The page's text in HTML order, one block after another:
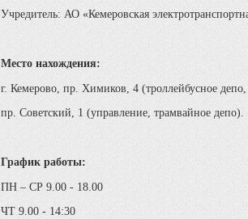
Учредитель: АО «Кемеровская
Место нахождения:
г. Кемерово, пр. Химиков, 4 (троллейбусное депо,
пр. Советский, 1 (управление, трамвайное депо).
График работы:
ПН – СР 9.00 - 18.00
ЧТ 9.00 - 14:30